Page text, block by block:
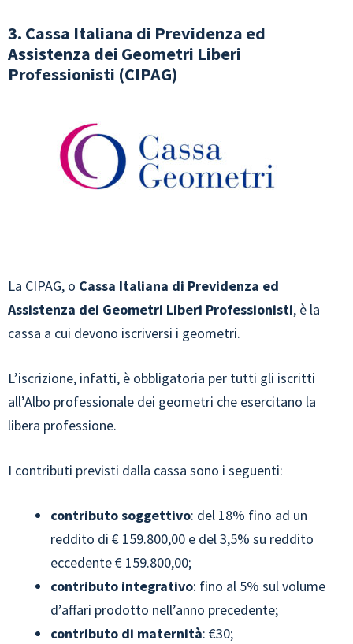
3. Cassa Italiana di Previdenza ed
Assistenza dei Geometri Liberi
Professionisti (CIPAG)
La CIPAG, o Cassa Italiana di Previdenza ed
Assistenza dei Geometri Liberi Professionisti, è la
cassa a cui devono iscriversi i geometri.
L’iscrizione, infatti, è obbligatoria per tutti gli iscritti
all’Albo professionale dei geometri che esercitano la
libera professione.
I contributi previsti dalla cassa sono i seguenti:
contributo soggettivo: del 18% fino ad un
reddito di € 159.800,00 e del 3,5% su reddito
eccedente € 159.800,00;
contributo integrativo: fino al 5% sul volume
d’affari prodotto nell’anno precedente;
contributo di maternità: €30;